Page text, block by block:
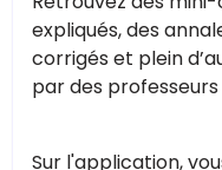
expliqués, des
corrigés et plein
par des
Sur l'application,